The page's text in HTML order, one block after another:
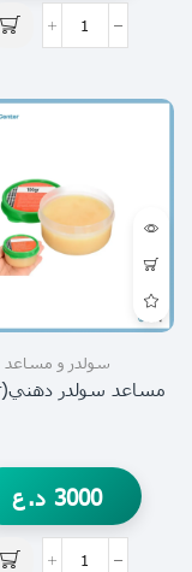
سولدر و مساعد
مساعد سولدر دهني(100gr)
3000 د.ع